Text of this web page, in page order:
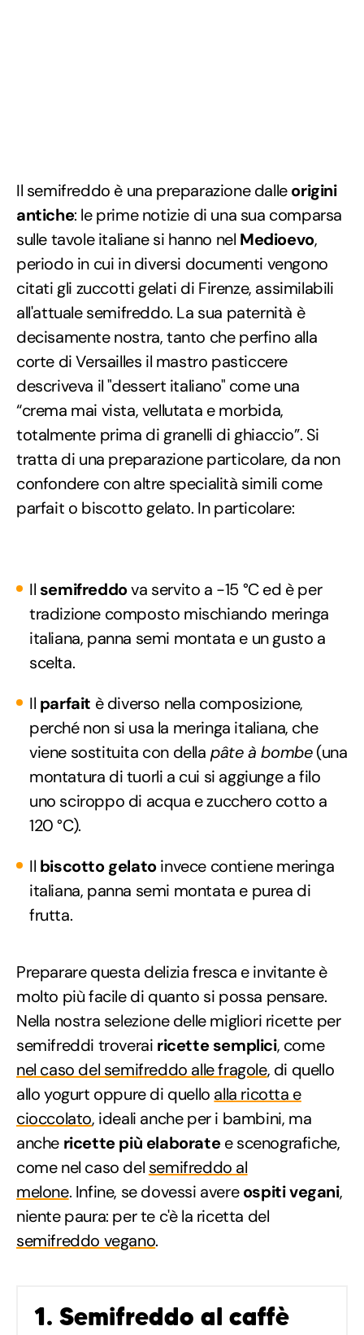
Il semifreddo è una preparazione dalleorigini
antiche: le prime notizie di una sua comparsa
sulle tavole italiane si hanno nel Medioevo,
periodo in cui in diversi documenti vengono
citati gli zuccotti gelati di Firenze, assimilabili
all'attuale semifreddo. La sua paternità è
decisamente nostra, tanto che perfino alla
corte di Versailles il mastro pasticcere
descriveva il "dessert italiano" come una
“crema mai vista, vellutata e morbida,
totalmente prima di granelli di ghiaccio”. Si
tratta di una preparazione particolare, da non
confondere con altre specialità simili come
parfait o biscotto gelato. In particolare:
Il semifreddova servito a −15 °C ed è per
tradizione composto mischiando meringa
italiana, panna semi montata e un gusto a
scelta.
Il parfait è diverso nella composizione,
perché non si usa la meringa italiana, che
viene sostituita con della pâte à bombe(una
montatura di tuorli a cui si aggiunge a filo
uno sciroppo di acqua e zucchero cotto a
120 °C).
Il biscotto gelatoinvece contiene meringa
italiana, panna semi montata e purea di
frutta.
Preparare questa delizia fresca e invitante è
molto più facile di quanto si possa pensare.
Nella nostra selezione delle migliori ricette per
semifreddi troverai ricette semplici, come
nel caso del semifreddo alle fragole, di quello
allo yogurt oppure di quello alla ricotta e
cioccolato, ideali anche per i bambini, ma
anche ricette più elaboratee scenografiche,
come nel caso del semifreddo al
melone. Infine, se dovessi avereospiti vegani,
niente paura: per te c'è la ricetta del
semifreddo vegano.
1. Semifreddo al caffè